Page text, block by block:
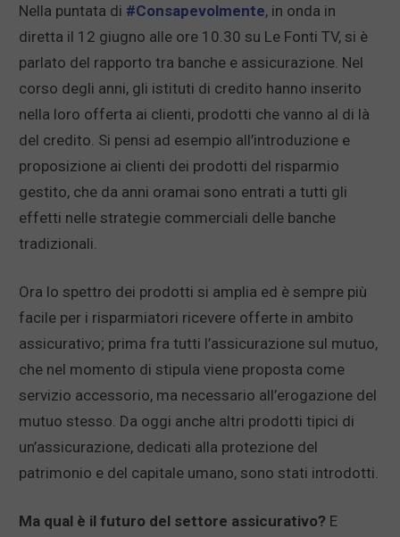
Nella puntata di #Consapevolmente, in onda in
diretta il 12 giugno alle ore 10.30 su Le Fonti TV, si è
parlato del rapporto tra banche e assicurazione. Nel
corso degli anni, gli istituti di credito hanno inserito
nella loro offerta ai clienti, prodotti che vanno al di là
del credito. Si pensi ad esempio all’introduzione e
proposizione ai clienti dei prodotti del risparmio
gestito, che da anni oramai sono entrati a tutti gli
effetti nelle strategie commerciali delle banche
tradizionali.
Ora lo spettro dei prodotti si amplia ed è sempre più
facile per i risparmiatori ricevere offerte in ambito
assicurativo; prima fra tutti l’assicurazione sul mutuo,
che nel momento di stipula viene proposta come
servizio accessorio, ma necessario all’erogazione del
mutuo stesso. Da oggi anche altri prodotti tipici di
un’assicurazione, dedicati alla protezione del
patrimonio e del capitale umano, sono stati introdotti.
Ma qual è il futuro del settore assicurativo? E